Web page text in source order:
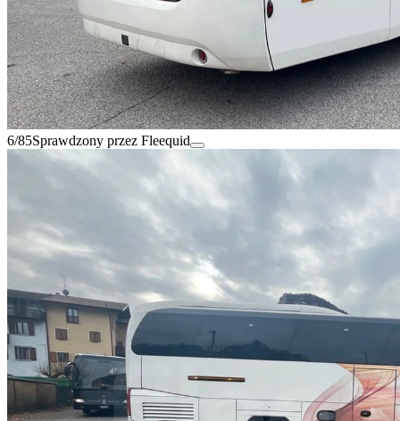
6/85Sprawdzony przez Fleequid